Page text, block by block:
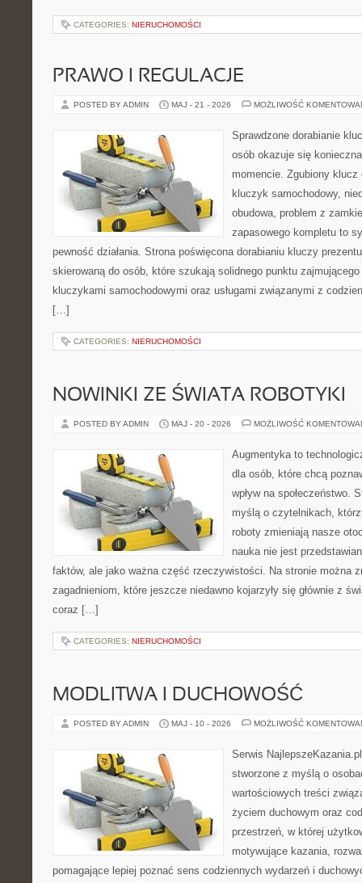
CATEGORIES: NIERUCHOMOŚCI
PRAWO I REGULACJE
POSTED BY ADMIN MAJ - 21 - 2026 MOŻLIWOŚĆ
Sprawdzone dorabianie
osób okazuje się
momencie. Zgubiony
kluczyk samochodowy,
obudowa, problem z
zapasowego kompletu to
pewność działania. Strona poświęcona dorabianiu kluczy
skierowaną do osób, które szukają solidnego punktu
kluczykami samochodowymi oraz usługami związanymi z
[…]
CATEGORIES: NIERUCHOMOŚCI
NOWINKI ZE ŚWIATA ROBOTYKI
POSTED BY ADMIN MAJ - 20 - 2026 MOŻLIWOŚĆ
Augmentyka to
dla osób, które chcą
wpływ na społeczeństwo.
myślą o czytelnikach,
roboty zmieniają nasze
nauka nie jest
faktów, ale jako ważna część rzeczywistości. Na stronie można
zagadnieniom, które jeszcze niedawno kojarzyły się głównie z
coraz […]
CATEGORIES: NIERUCHOMOŚCI
MODLITWA I DUCHOWOŚĆ
POSTED BY ADMIN MAJ - 10 - 2026 MOŻLIWOŚĆ
Serwis
stworzone z myślą o
wartościowych treści
życiem duchowym oraz
przestrzeń, w której
motywujące kazania,
pomagające lepiej poznać sens codziennych wydarzeń i